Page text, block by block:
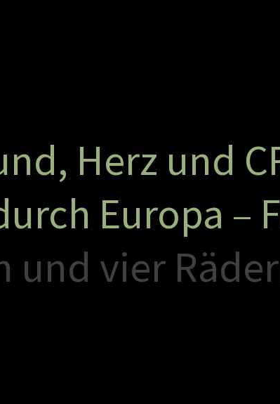
nd, Herz und C
urch Europa – F
und vier Räder